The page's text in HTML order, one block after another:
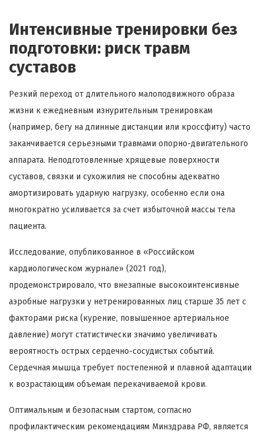
Интенсивные тренировки без
подготовки: риск травм
суставов
Резкий переход от длительного малоподвижного образа
жизни к ежедневным изнурительным тренировкам
(например, бегу на длинные дистанции или кроссфиту) часто
заканчивается серьезными травмами опорно-двигательного
аппарата. Неподготовленные хрящевые поверхности
суставов, связки и сухожилия не способны адекватно
амортизировать ударную нагрузку, особенно если она
многократно усиливается за счет избыточной массы тела
пациента.
Исследование, опубликованное в «Российском
кардиологическом журнале» (2021 год),
продемонстрировало, что внезапные высокоинтенсивные
аэробные нагрузки у нетренированных лиц старше 35 лет с
факторами риска (курение, повышенное артериальное
давление) могут статистически значимо увеличивать
вероятность острых сердечно-сосудистых событий.
Сердечная мышца требует постепенной и плавной адаптации
к возрастающим объемам перекачиваемой крови.
Оптимальным и безопасным стартом, согласно
профилактическим рекомендациям Минздрава РФ, является